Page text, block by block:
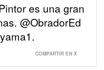
es una gran
@ObradorEd
COMPARTIR EN X